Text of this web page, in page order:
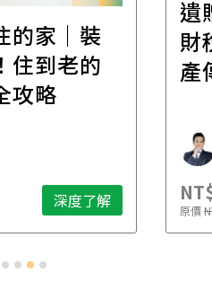
的家｜裝
住到老的
攻略
深度了解
遺
財
產
原價